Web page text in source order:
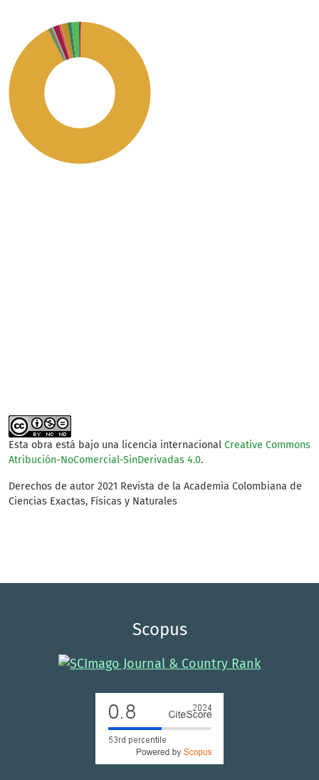
Esta obra está bajo una licencia internacional Creative Commons
Atribución-NoComercial-SinDerivadas 4.0.
Derechos de autor 2021 Revista de la Academia Colombiana de
Ciencias Exactas, Físicas y Naturales
Scopus